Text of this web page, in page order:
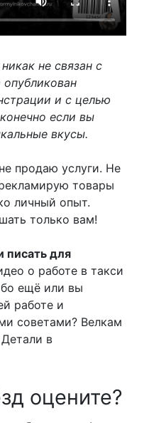
не связан с
и с целью
если вы
вкусы.
продаю услуги. Не
товары
личный опыт.
только вам!
писать для
о работе в такси
ещё или вы
работе и
советами? Велкам
в
оцените?